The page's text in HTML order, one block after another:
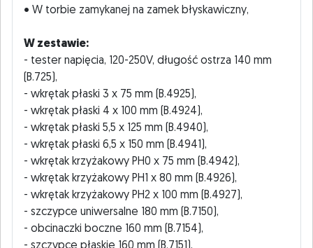
• W torbie zamykanej na zamek błyskawiczny,
W zestawie:
- tester napięcia, 120-250V, długość ostrza 140 mm
(B.725),
- wkrętak płaski 3 x 75 mm (B.4925),
- wkrętak płaski 4 x 100 mm (B.4924),
- wkrętak płaski 5,5 x 125 mm (B.4940),
- wkrętak płaski 6,5 x 150 mm (B.4941),
- wkrętak krzyżakowy PH0 x 75 mm (B.4942),
- wkrętak krzyżakowy PH1 x 80 mm (B.4926),
- wkrętak krzyżakowy PH2 x 100 mm (B.4927),
- szczypce uniwersalne 180 mm (B.7150),
- obcinaczki boczne 160 mm (B.7154),